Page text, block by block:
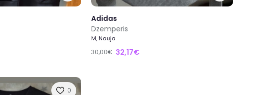
Adidas
Dzemperis
M, Nauja
30,00€ 32,17€
0